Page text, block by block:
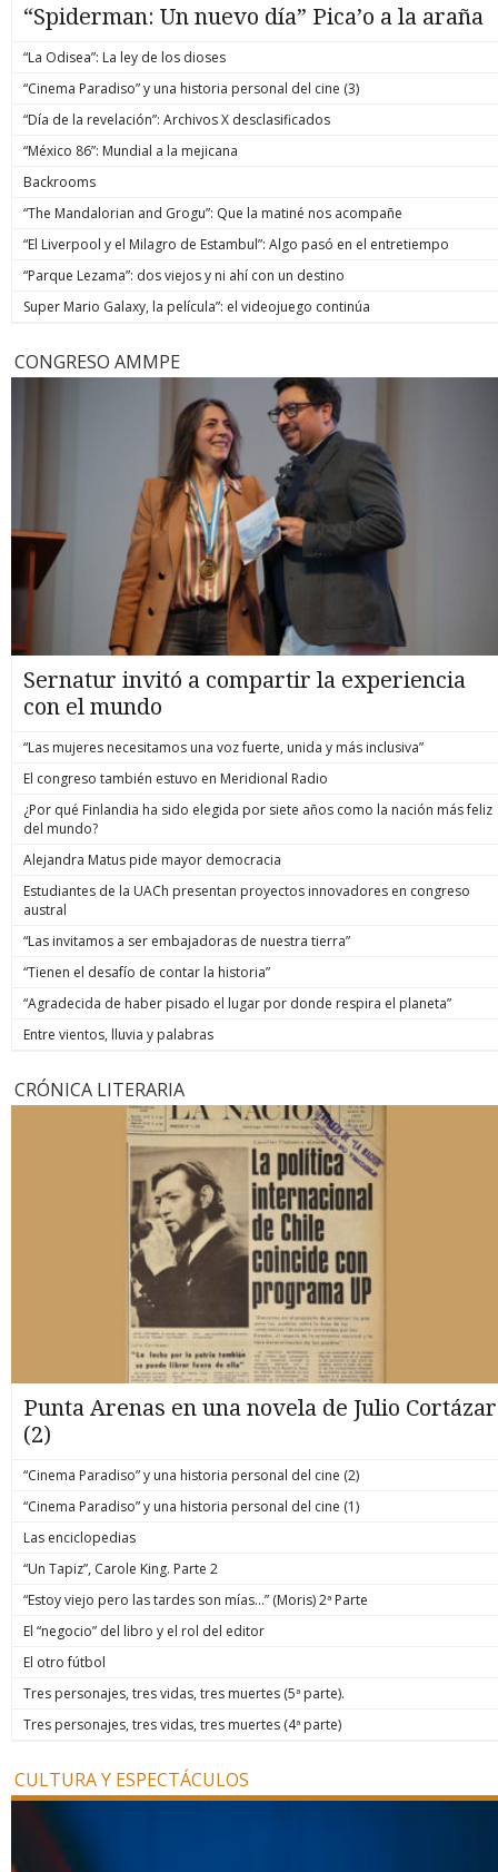
“Spiderman: Un nuevo día” Pica’o a la araña
“La Odisea”: La ley de los dioses
“Cinema Paradiso” y una historia personal del cine (3)
“Día de la revelación”: Archivos X desclasificados
“México 86”: Mundial a la mejicana
Backrooms
“The Mandalorian and Grogu”: Que la matiné nos acompañe
“El Liverpool y el Milagro de Estambul”: Algo pasó en el entretiempo
“Parque Lezama”: dos viejos y ni ahí con un destino
Super Mario Galaxy, la película”: el videojuego continúa
CONGRESO AMMPE
Sernatur invitó a compartir la experiencia
con el mundo
“Las mujeres necesitamos una voz fuerte, unida y más inclusiva”
El congreso también estuvo en Meridional Radio
¿Por qué Finlandia ha sido elegida por siete años como la nación más feliz
del mundo?
Alejandra Matus pide mayor democracia
Estudiantes de la UACh presentan proyectos innovadores en congreso
austral
“Las invitamos a ser embajadoras de nuestra tierra”
“Tienen el desafío de contar la historia”
“Agradecida de haber pisado el lugar por donde respira el planeta”
Entre vientos, lluvia y palabras
CRÓNICA LITERARIA
Punta Arenas en una novela de Julio Cortázar
(2)
“Cinema Paradiso” y una historia personal del cine (2)
“Cinema Paradiso” y una historia personal del cine (1)
Las enciclopedias
“Un Tapiz”, Carole King. Parte 2
“Estoy viejo pero las tardes son mías…” (Moris) 2ª Parte
El “negocio” del libro y el rol del editor
El otro fútbol
Tres personajes, tres vidas, tres muertes (5ª parte).
Tres personajes, tres vidas, tres muertes (4ª parte)
CULTURA Y ESPECTÁCULOS